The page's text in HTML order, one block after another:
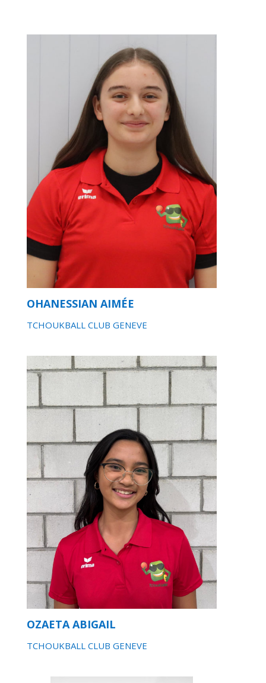
OHANESSIAN AIMÉE
TCHOUKBALL CLUB GENEVE
OZAETA ABIGAIL
TCHOUKBALL CLUB GENEVE